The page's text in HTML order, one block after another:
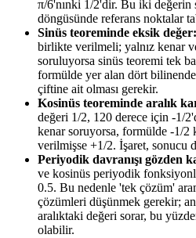
π/6'nınki 1/2'dir. Bu iki değerin
döngüsünde referans noktalar
Sinüs teoreminde eksik değer:
birlikte verilmeli; yalnız kenar
soruluyorsa sinüs teoremi tek
formülde yer alan dört
çiftine ait olması gerekir.
Kosinüs teoreminde aralık
değeri 1/2, 120 derece için -1/
kenar soruyorsa, formülde -1/2
verilmişse +1/2. İşaret, sonucu
Periyodik davranışı gözden
ve kosinüs periyodik
0.5. Bu nedenle 'tek çözüm'
çözümleri düşünmek gerekir;
aralıktaki değeri sorar, bu
olabilir.